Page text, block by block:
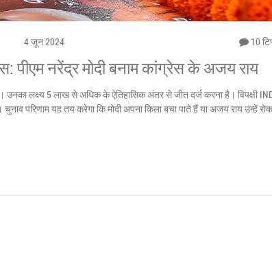
4 जून 2024 10
पीएम नरेंद्र मोदी बनाम कांग्रेस के अजय राय
उनका लक्ष्य 5 लाख से अधिक के ऐतिहासिक अंतर से जीत दर्ज करना है। विपक्षी
परिणाम यह तय करेगा कि मोदी अपना किला बचा पाते हैं या अजय राय उन्हें